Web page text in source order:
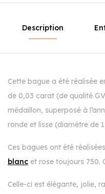
Description
Cette bague a été réalisée
de 0,03 carat (de qualité
médaillon, superposé à
ronde et lisse (diamètre de
Ces bagues ont été
blanc et rose toujours 750.
Celle-ci est élégante, jolie,